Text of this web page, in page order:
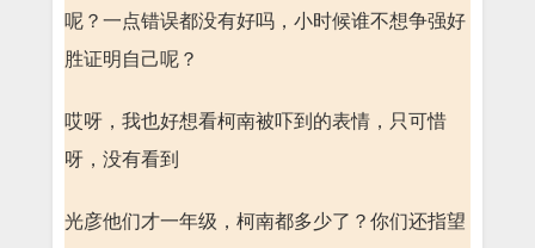
呢？一点错误都没有好吗，小时候谁不想争强好
胜证明自己呢？
哎呀，我也好想看柯南被吓到的表情，只可惜
呀，没有看到
光彦他们才一年级，柯南都多少了？你们还指望